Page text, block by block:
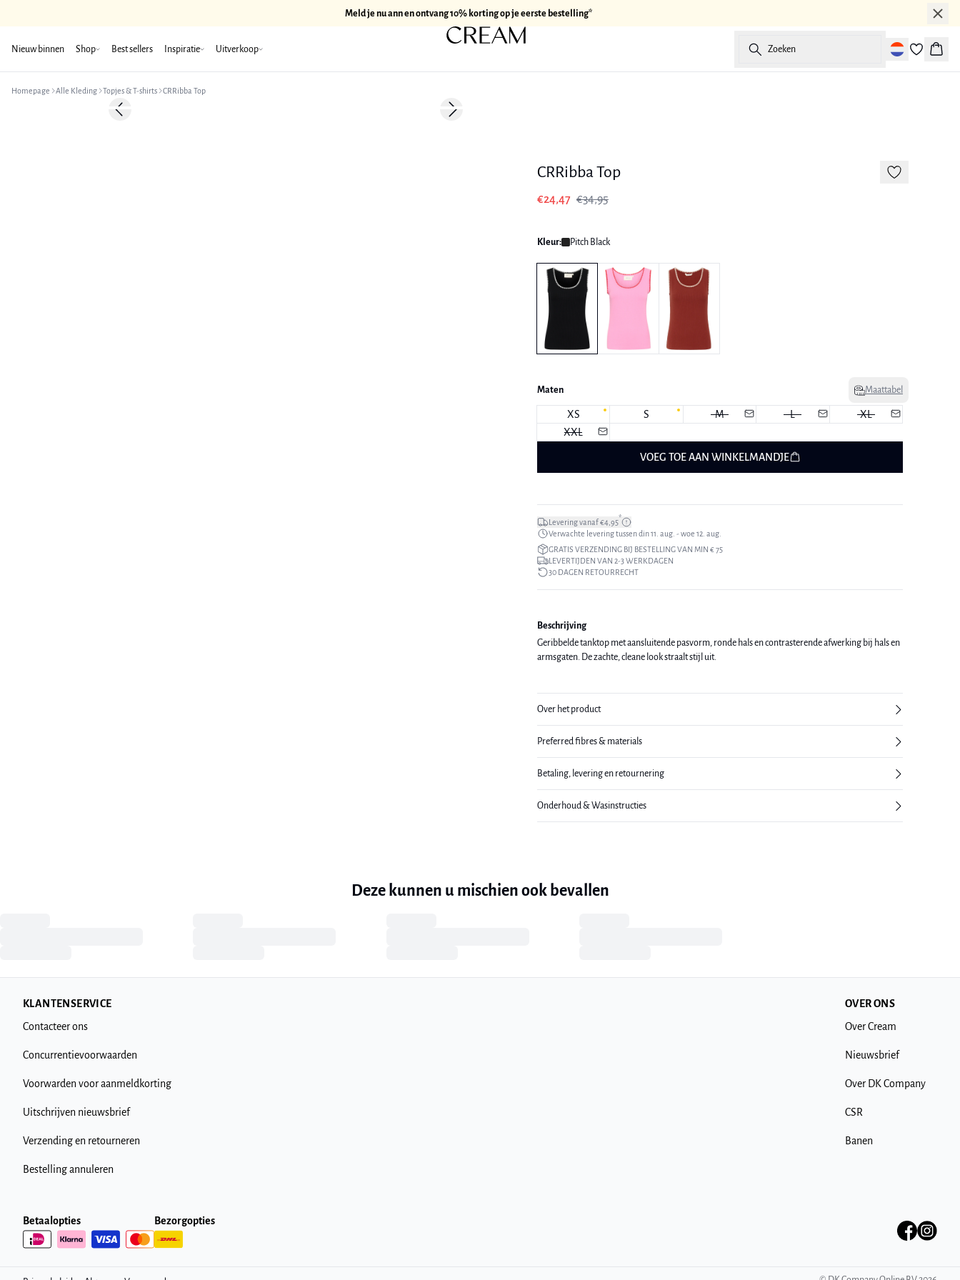
Meld je nu ann en ontvang 10% korting op je eerste bestelling*
Nieuw binnen Shop Best sellers Inspiratie Uitverkoop Zoeken
Homepage Alle Kleding Topjes & T-shirts CRRibba Top
-30%Previous slide Next slide
CRRibba Top
€24,47 €34,95
Kleur: Pitch Black
Maten Maattabel
XS S M L
XL
XXL
VOEG TOE AAN WINKELMANDJE
Levering vanaf €4,95*
Verwachte levering tussen din 11. aug. - woe 12. aug.
GRATIS VERZENDING BIJ BESTELLING VAN MIN € 75
LEVERTIJDEN VAN 2-3 WERKDAGEN
30 DAGEN RETOURRECHT
Beschrijving
Geribbelde tanktop met aansluitende pasvorm, ronde hals en contrasterende afwerking bij hals en
armsgaten. De zachte, cleane look straalt stijl uit.
Over het product
Preferred fibres & materials
Betaling, levering en retournering
Onderhoud & Wasinstructies
Deze kunnen u mischien ook bevallen
KLANTENSERVICE
Contacteer ons
Concurrentievoorwaarden
Voorwarden voor aanmeldkorting
Uitschrijven nieuwsbrief
Verzending en retourneren
Bestelling annuleren
OVER ONS
Over Cream
Nieuwsbrief
Over DK Company
CSR
Banen
Betaalopties Bezorgopties